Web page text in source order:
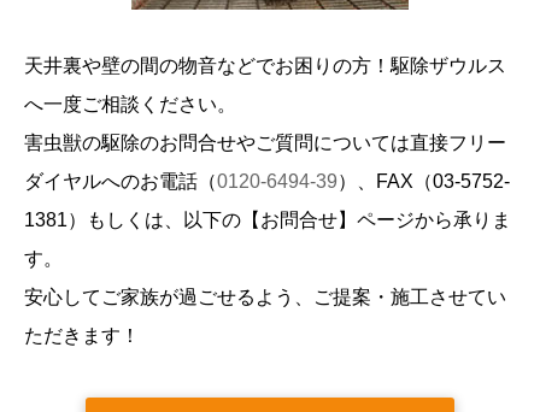
天井裏や壁の間の物音などでお困りの方！駆除ザウルス
へ一度ご相談ください。
害虫獣の駆除のお問合せやご質問については直接フリー
ダイヤルへのお電話（0120-6494-39）、FAX（03-5752-
1381 ）もしくは、以下の【お問合せ】ページから承りま
す。
安心してご家族が過ごせるよう、ご提案・施工させてい
ただきます！